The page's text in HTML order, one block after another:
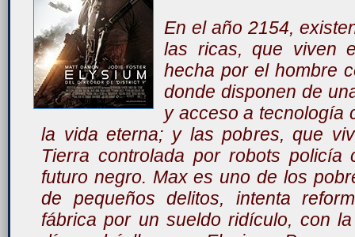
En el año 2154,
las ricas, que viven
hecha por el hombre
donde disponen de
y acceso a tecnología
la vida eterna; y las pobres, que
Tierra controlada por robots
futuro negro. Max es uno de los
de pequeños delitos, intenta
fábrica por un sueldo ridículo, con